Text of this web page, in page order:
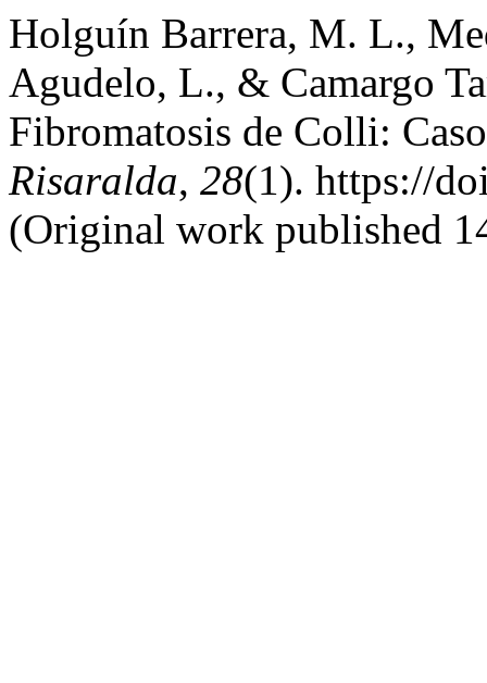
Holguín Barrera, M. L.,
Agudelo, L., & Camargo
Fibromatosis de Colli:
Risaralda, 28(1). https://
(Original work published